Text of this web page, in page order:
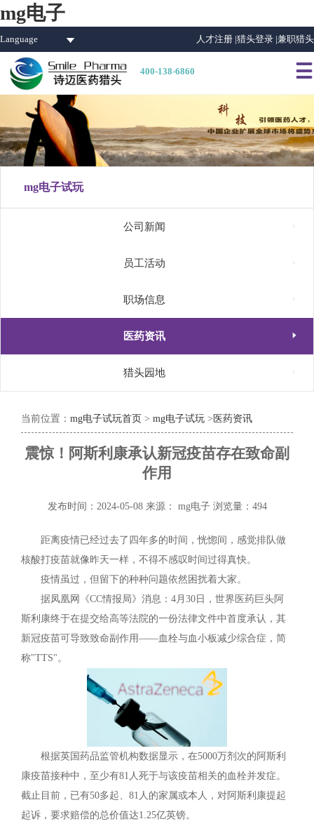
mg电子
Language 人才注册 |猎头登录 |兼职猎头
400-138-6860 
mg电子试玩
公司新闻
员工活动
职场信息
医药资讯 
猎头园地
当前位置： mg电子试玩首页 > mg电子试玩 > 医药资讯
震惊！阿斯利康承认新冠疫苗存在致命副
作用
发布时间：2024-05-08 来源： mg电子 浏览量：494
距离疫情已经过去了四年多的时间，恍惚间，感觉排队做
核酸打疫苗就像昨天一样，不得不感叹时间过得真快。
疫情虽过，但留下的种种问题依然困扰着大家。
据凤凰网《CC情报局》消息：4月30日，世界医药巨头阿
斯利康终于在提交给高等法院的一份法律文件中首度承认，其
新冠疫苗可导致致命副作用——血栓与血小板减少综合症，简
称"TTS"。
根据英国药品监管机构数据显示，在5000万剂次的阿斯利
康疫苗接种中，至少有81人死于与该疫苗相关的血栓并发症。
截止目前，已有50多起、81人的家属或本人，对阿斯利康提起
起诉，要求赔偿的总价值达1.25亿英镑。